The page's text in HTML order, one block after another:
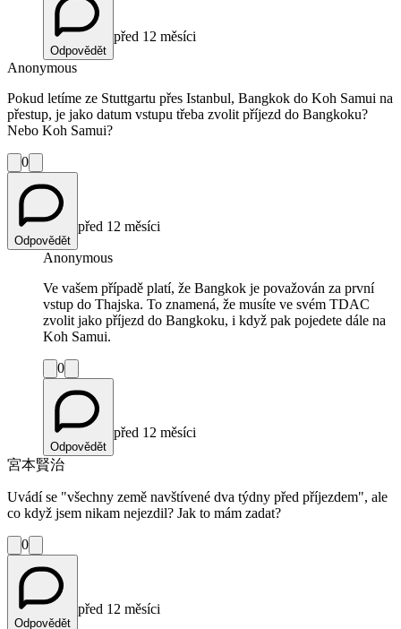
Odpovědět
před 12 měsíci
Anonymous
Pokud letíme ze Stuttgartu přes Istanbul, Bangkok do Koh Samui na
přestup, je jako datum vstupu třeba zvolit příjezd do Bangkoku?
Nebo Koh Samui?
0
Odpovědět
před 12 měsíci
Anonymous
Ve vašem případě platí, že Bangkok je považován za první
vstup do Thajska. To znamená, že musíte ve svém TDAC
zvolit jako příjezd do Bangkoku, i když pak pojedete dále na
Koh Samui.
0
Odpovědět
před 12 měsíci
宮本賢治
Uvádí se "všechny země navštívené dva týdny před příjezdem", ale
co když jsem nikam nejezdil? Jak to mám zadat?
0
Odpovědět
před 12 měsíci